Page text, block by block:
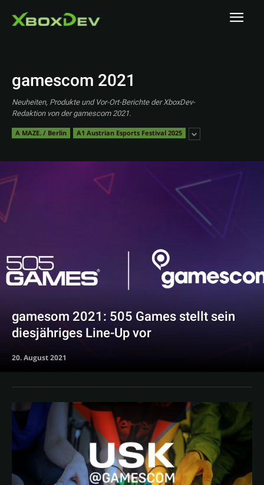
gamescom 2021
Neuheiten, Produkte und Vor-Ort-Berichte der XboxDev-
Redaktion von der gamescom 2021.
A MAZE. / Berlin A1 Austrian Esports Festival 2025
gamesom 2021: 505 Games stellt sein
diesjähriges Line-Up vor
20. August 2021